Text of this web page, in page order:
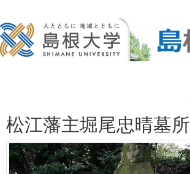
松江藩主堀尾忠晴墓所